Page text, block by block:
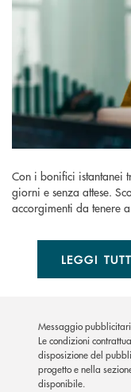
Con i bonifici istantanei
giorni e senza attese.
accorgimenti da tenere
LEGGI
Messaggio
Le condizioni
disposizione del
progetto e nella
disponibile.